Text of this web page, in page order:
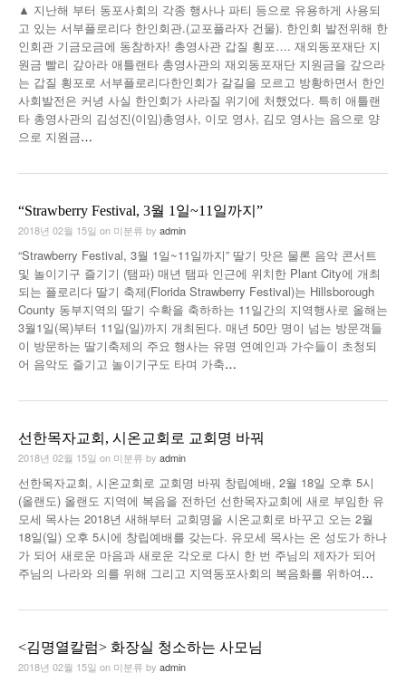
▲ 지난해 부터 동포사회의 각종 행사나 파티 등으로 유용하게 사용되
고 있는 서부플로리다 한인회관.(교포플라자 건물). 한인회 발전위해 한
인회관 기금모금에 동참하자! 총영사관 갑질 횡포…. 재외동포재단 지
원금 빨리 갚아라 애틀랜타 총영사관의 재외동포재단 지원금을 갚으라
는 갑질 횡포로 서부플로리다한인회가 갈길을 모르고 방황하면서 한인
사회발전은 커녕 사실 한인회가 사라질 위기에 처했었다. 특히 애틀랜
타 총영사관의 김성진(이임)총영사, 이모 영사, 김모 영사는 음으로 양
으로 지원금…
“Strawberry Festival, 3월 1일~11일까지”
2018년 02월 15일 on 미분류 by admin
“Strawberry Festival, 3월 1일~11일까지” 딸기 맛은 물론 음악 콘서트
및 놀이기구 즐기기 (탬파) 매년 탬파 인근에 위치한 Plant City에 개최
되는 플로리다 딸기 축제(Florida Strawberry Festival)는 Hillsborough
County 동부지역의 딸기 수확을 축하하는 11일간의 지역행사로 올해는
3월1일(목)부터 11일(일)까지 개최된다. 매년 50만 명이 넘는 방문객들
이 방문하는 딸기축제의 주요 행사는 유명 연예인과 가수들이 초청되
어 음악도 즐기고 놀이기구도 타며 가축…
선한목자교회, 시온교회로 교회명 바꿔
2018년 02월 15일 on 미분류 by admin
선한목자교회, 시온교회로 교회명 바꿔 창립예배, 2월 18일 오후 5시
(올랜도) 올랜도 지역에 복음을 전하던 선한목자교회에 새로 부임한 유
모세 목사는 2018년 새해부터 교회명을 시온교회로 바꾸고 오는 2월
18일(일) 오후 5시에 창립예배를 갖는다. 유모세 목사는 온 성도가 하나
가 되어 새로운 마음과 새로운 각오로 다시 한 번 주님의 제자가 되어
주님의 나라와 의를 위해 그리고 지역동포사회의 복음화를 위하여…
<김명열칼럼> 화장실 청소하는 사모님
2018년 02월 15일 on 미분류 by admin